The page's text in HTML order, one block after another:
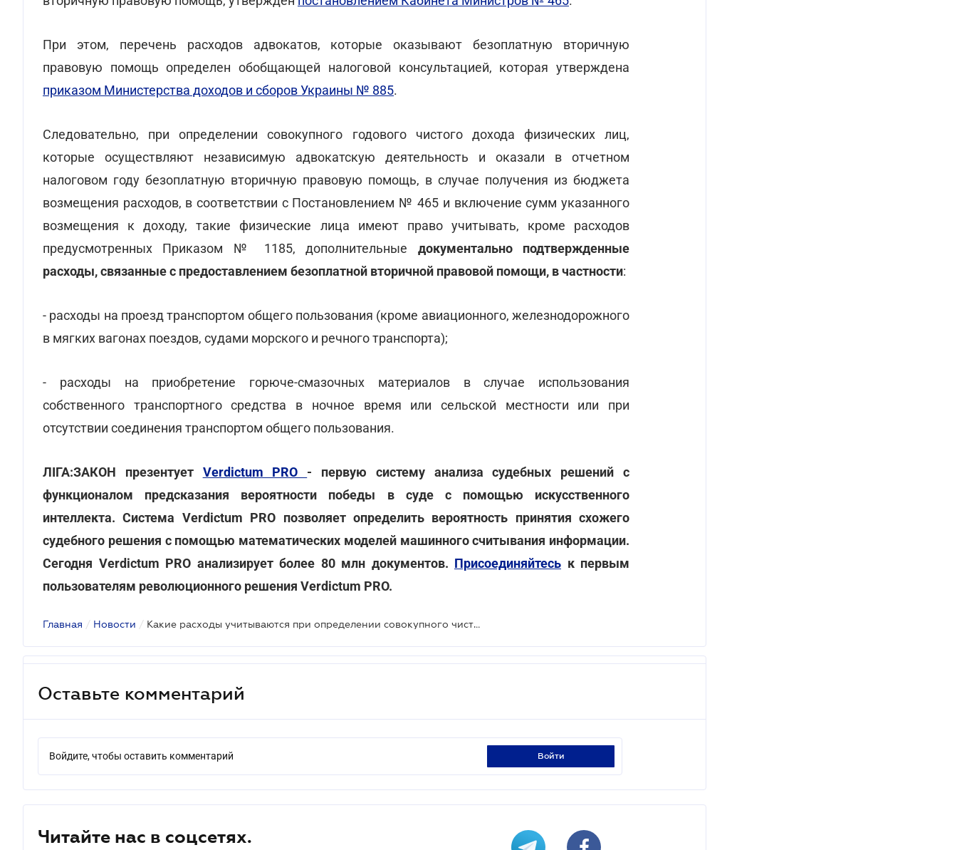
При этом, перечень расходов адвокатов, которые оказывают безоплатную вторичную
правовую помощь определен обобщающей налоговой консультацией, которая утверждена
приказом Министерства доходов и сборов Украины № 885.
Следовательно, при определении совокупного годового чистого дохода физических лиц,
которые осуществляют независимую адвокатскую деятельность и оказали в отчетном
налоговом году безоплатную вторичную правовую помощь, в случае получения из бюджета
возмещения расходов, в соответствии с Постановлением № 465 и включение сумм указанного
возмещения к доходу, такие физические лица имеют право учитывать, кроме расходов
предусмотренных Приказом № 1185, дополнительные документально подтвержденные
расходы, связанные с предоставлением безоплатной вторичной правовой помощи, в частности:
- расходы на проезд транспортом общего пользования (кроме авиационного, железнодорожного
в мягких вагонах поездов, судами морского и речного транспорта);
- расходы на приобретение горюче-смазочных материалов в случае использования
собственного транспортного средства в ночное время или сельской местности или при
отсутствии соединения транспортом общего пользования.
ЛІГА:ЗАКОН презентует Verdictum PRO - первую систему анализа судебных решений с
функционалом предсказания вероятности победы в суде с помощью искусственного
интеллекта. Система Verdictum PRO позволяет определить вероятность принятия схожего
судебного решения с помощью математических моделей машинного считывания информации.
Сегодня Verdictum PRO анализирует более 80 млн документов. Присоединяйтесь к первым
пользователям революционного решения Verdictum PRO.
Главная / Новости / Какие расходы учитываются при определении совокупного чистого дохода адвокатов
Оставьте комментарий
Войдите, чтобы оставить комментарий войти
Читайте нас в соцсетях.